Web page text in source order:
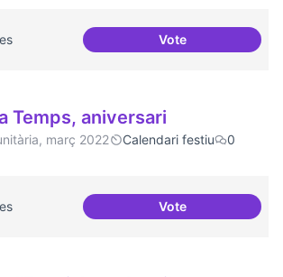
VoteCongregació
Temps, aniversari
març 2022 Calendari festiu
0
VoteConvivim a